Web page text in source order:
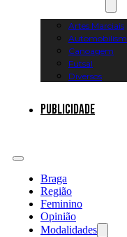
Artes Marciais
Canoagem
Futsal
Diversos
Publicidade
Braga
Região
Feminino
Opinião
Modalidades